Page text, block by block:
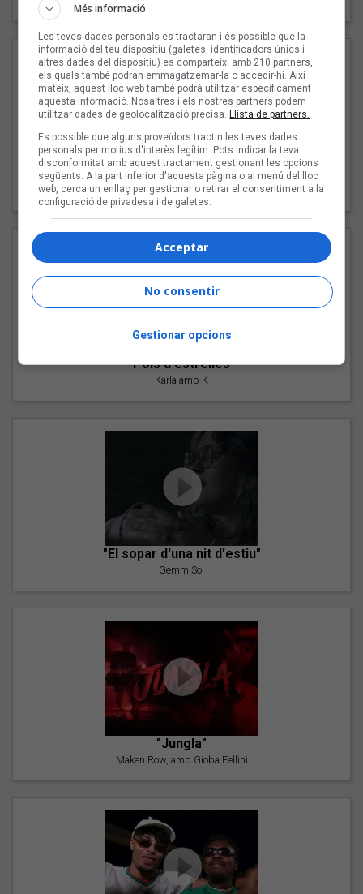
"Les cabres"
94 Rules amb Compte
"Pols d'estrelles"
Karla amb K
"El sopar d'una nit d'estiu"
Gemm Sol
"Jungla"
Maken Row, amb Gioba Fellini
Més informació
Les teves dades personals es tractaran i és possible que la
informació del teu dispositiu (galetes, identificadors únics i
altres dades del dispositiu) es comparteixi amb 210 partners,
els quals també podran emmagatzemar-la o accedir-hi. Així
mateix, aquest lloc web també podrà utilitzar específicament
aquesta informació. Nosaltres i els nostres partners podem
utilitzar dades de geolocalització precisa.Llista de partners.
És possible que alguns proveïdors tractin les teves dades
personals per motius d'interès legítim. Pots indicar la teva
disconformitat amb aquest tractament gestionant les opcions
següents. A la part inferior d'aquesta pàgina o al menú del lloc
web, cerca un enllaç per gestionar o retirar el consentiment a la
configuració de privadesa i de galetes.
Acceptar
No consentir
Gestionar opcions